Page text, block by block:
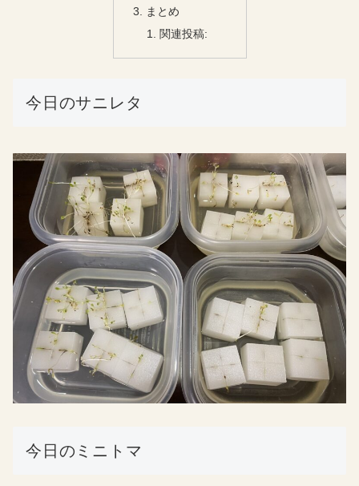
まとめ
関連投稿:
今日のサニレタ
今日のミニトマ